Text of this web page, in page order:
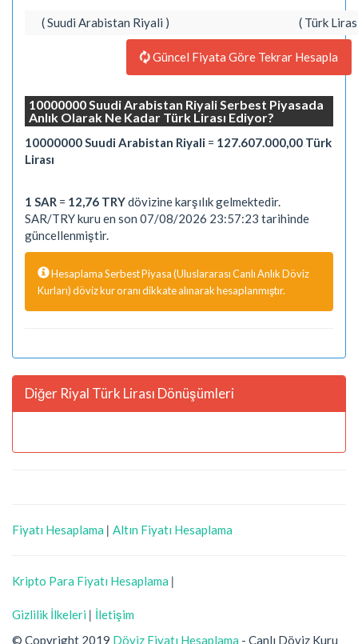
( Suudi Arabistan Riyali ) ( Türk
Güncel Fiyata Göre Tekrar Hesapla
10000000 Suudi Arabistan Riyali Serbest Piyasada
Anlık Olarak Ne Kadar Türk Lirası Ediyor?
10000000 Suudi Arabistan Riyali = 127.607.000,00 Türk
Lirası
1 SAR = 12,76 TRYdövizine karşılık gelmektedir.
SAR/TRY kuru en son 07/08/2026 23:57:23 tarihinde
güncellenmiştir.
Hesaplama Serbest Piyasa (Uluslararası Canlı Anlık Döviz
Kurları) döviz kur oranı dikkate alınarak hesaplanmıştır.
Diğer Riyal Türk Lirası Dönüşümleri
Fiyatı Hesaplama | Altın Fiyatı Hesaplama
Kripto Para Fiyatı Hesaplama |
Gizlilik İlkeleri | İletişim
© Copyright 2019 Döviz Fiyatı Hesaplama - Canlı Döviz Kuru